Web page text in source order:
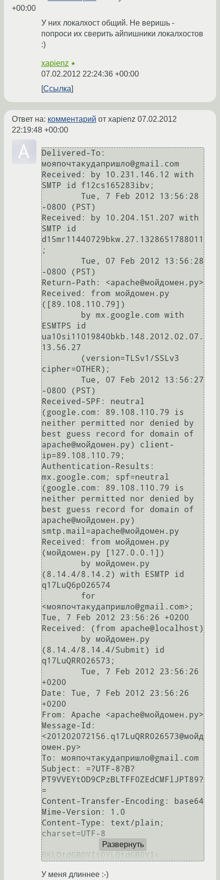
+00:00
У них локалхост общий. Не веришь -
попроси их сверить айпишники локалхостов
:)
xapienz ★
07.02.2012 22:24:36 +00:00
Ссылка
Ответ на: комментарий от xapienz 07.02.2012
22:19:48 +00:00
Delivered-To:
мояпочтакудапришло@gmail.com
Received: by 10.231.146.12 with
SMTP id f12cs165283ibv;
-0800 (PST)
Received: by 10.204.151.207 with
SMTP id
d15mr11440729bkw.27.1328651788011
;
-0800 (PST)
Return-Path: <apache@мойдомен.ру>
Received: from мойдомен.ру
([89.108.110.79])
ESMTPS id
ua10si11019840bkb.148.2012.02.07.
13.56.27
cipher=OTHER);
-0800 (PST)
Received-SPF: neutral
(google.com: 89.108.110.79 is
neither permitted nor denied by
best guess record for domain of
apache@мойдомен.ру) client-
ip=89.108.110.79;
Authentication-Results:
mx.google.com; spf=neutral
(google.com: 89.108.110.79 is
neither permitted nor denied by
best guess record for domain of
apache@мойдомен.ру)
smtp.mail=apache@мойдомен.ру
Received: from мойдомен.ру
(мойдомен.ру [127.0.0.1])
(8.14.4/8.14.2) with ESMTP id
q17LuQ6p026574
<мояпочтакудапришло@gmail.com>;
Tue, 7 Feb 2012 23:56:26 +0200
Received: (from apache@localhost)
(8.14.4/8.14.4/Submit) id
q17LuQRR026573;
+0200
Date: Tue, 7 Feb 2012 23:56:26
+0200
From: Apache <apache@мойдомен.ру>
Message-Id:
<201202072156.q17LuQRR026573@мойд
омен.ру>
To: мояпочтакудапришло@gmail.com
Subject: =?UTF-8?B?
PT9VVEYtOD9CPzBLTFF0ZEdCMFlJPT89?
=
Content-Transfer-Encoding: base64
Mime-Version: 1.0
Content-Type: text/plain;
charset=UTF-8
Развернуть
У меня длиннее :-)